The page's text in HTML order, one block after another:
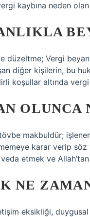
kaybına neden
düzeltme; Vergi
diğer kişilerin, bu
koşullar altında
OLUNCA
makbuldür;
karar verip
etmek ve
NE
eksikliği,